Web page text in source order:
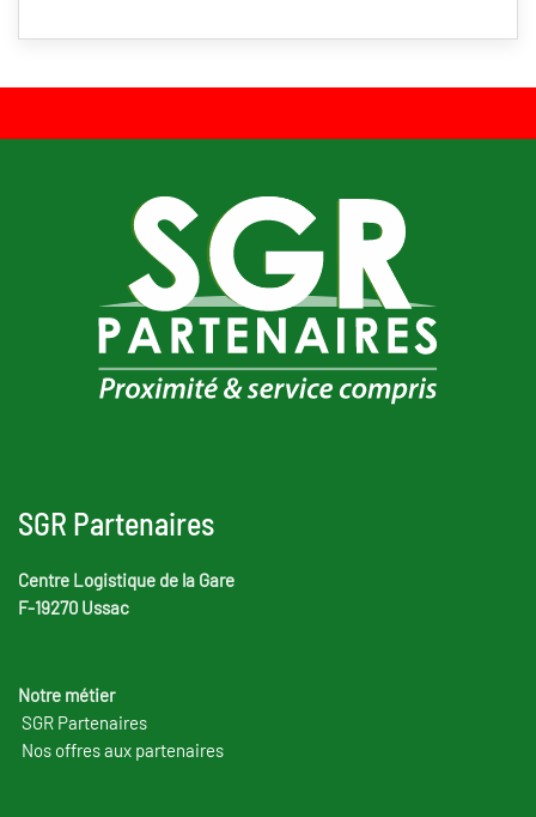
SGR Partenaires
Centre Logistique de la Gare
F-19270 Ussac
Notre métier
SGR Partenaires
Nos offres aux partenaires